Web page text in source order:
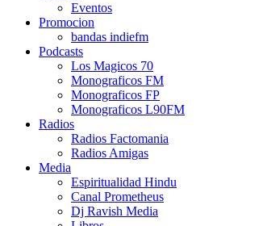
Eventos
Promocion
bandas indiefm
Podcasts
Los Magicos 70
Monograficos FM
Monograficos FP
Monograficos L90FM
Radios
Radios Factomania
Radios Amigas
Media
Espiritualidad Hindu
Canal Prometheus
Dj Ravish Media